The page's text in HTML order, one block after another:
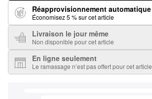
Réapprovisionnement automatique
Économisez 5 % sur cet article
Livraison le jour même
Non disponible pour cet article
En ligne seulement
Le ramassage n’est pas offert pour cet article